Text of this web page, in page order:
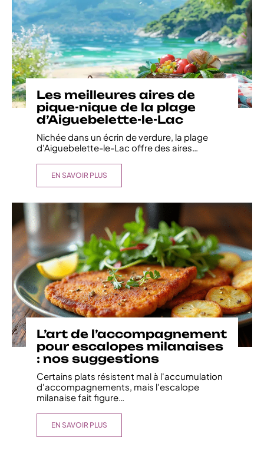
Les meilleures aires de
pique-nique de la plage
d’Aiguebelette-le-Lac
Nichée dans un écrin de verdure, la plage
d'Aiguebelette-le-Lac offre des aires
EN SAVOIR PLUS
L’art de l’accompagnement
pour escalopes milanaises
: nos suggestions
Certains plats résistent mal à l'accumulation
d'accompagnements, mais l'escalope
milanaise fait figure
EN SAVOIR PLUS